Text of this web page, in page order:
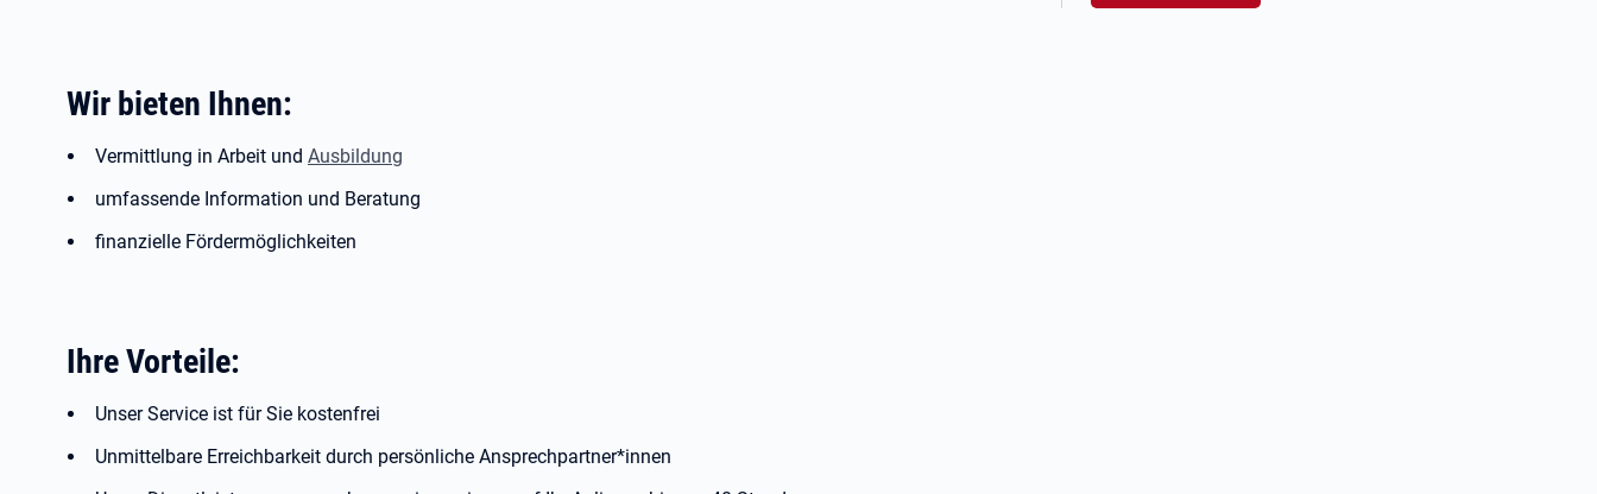
Wir bieten Ihnen:
Vermittlung in Arbeit und Ausbildung
umfassende Information und Beratung
finanzielle Fördermöglichkeiten
Ihre Vorteile:
Unser Service ist für Sie kostenfrei
Unmittelbare Erreichbarkeit durch persönliche Ansprechpartner*innen